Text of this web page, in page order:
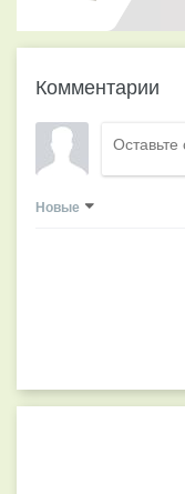
Комментарии
Новые